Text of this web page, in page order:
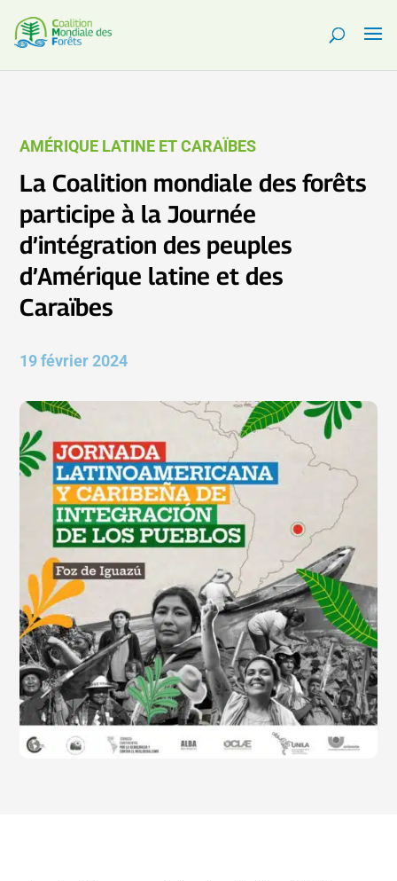
AMÉRIQUE LATINE ET CARAÏBES
La Coalition mondiale des forêts
participe à la Journée
d’intégration des peuples
d’Amérique latine et des
Caraïbes
19 février 2024